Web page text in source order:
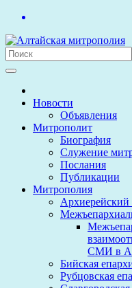
Перейти
содержимому
Новости
Объявления
Митрополит
Биография
Служение
Послания
Публикации
Митрополия
Архиерейский
СМИ в
Бийская
Рубцовская